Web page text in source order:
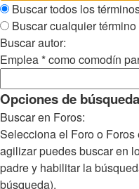
Buscar todos los
Buscar cualquier término
Buscar autor:
Emplea * como comodín
Opciones de búsqueda
Buscar en Foros:
Selecciona el Foro o
agilizar puedes buscar en
padre y habilitar la
búsqueda).